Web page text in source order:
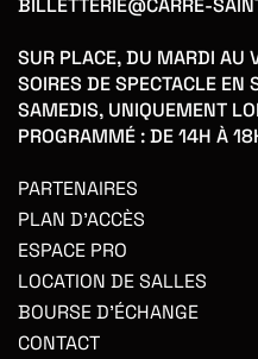
BILLETTERIE@CARRE-
SUR PLACE, DU MARDI AU
SOIRES DE SPECTACLE
SAMEDIS, UNIQUEMENT
PROGRAMMÉ : DE 14H À
PARTENAIRES
PLAN D'ACCÈS
ESPACE PRO
LOCATION DE SALLES
BOURSE D'ÉCHANGE
CONTACT